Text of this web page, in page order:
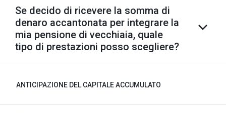
Se decido di ricevere la somma di
denaro accantonata per integrare la
mia pensione di vecchiaia, quale
tipo di prestazioni posso scegliere?
ANTICIPAZIONE DEL CAPITALE ACCUMULATO